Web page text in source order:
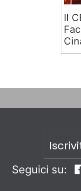
Il
Seguici su: